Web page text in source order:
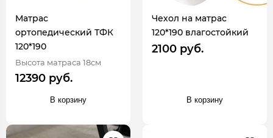
Матрас
ортопедический ТФК
120*190
Высота матраса 18см
12390 руб.
В корзину
Чехол на матрас
120*190 влагостойкий
2100 руб.
В корзину